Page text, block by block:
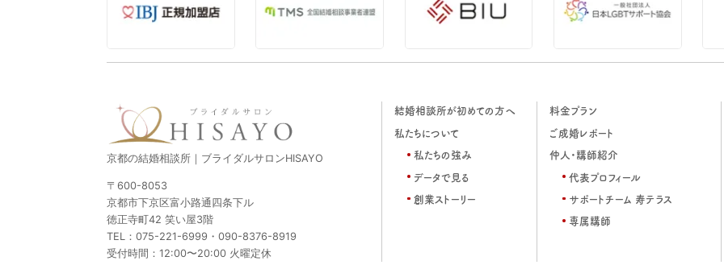
京都の結婚相談所｜ブライダルサロンHISAYO
〒600-8053
京都市下京区富小路通四条下ル
徳正寺町42 笑い屋3階
TEL： 075-221-6999 ・ 090-8376-8919
受付時間：12:00〜20:00 火曜定休
結婚相談所が初めての方へ
私たちについて
私たちの強み
データで見る
創業ストーリー
料金プラン
ご成婚レポート
仲人・講師紹介
代表プロフィール
サポートチーム 寿テラス
専属講師